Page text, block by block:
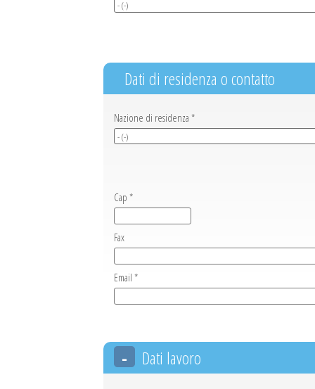
Dati di residenza o contatto
Nazione di residenza *
Cap *
Fax
Email *
- Dati lavoro